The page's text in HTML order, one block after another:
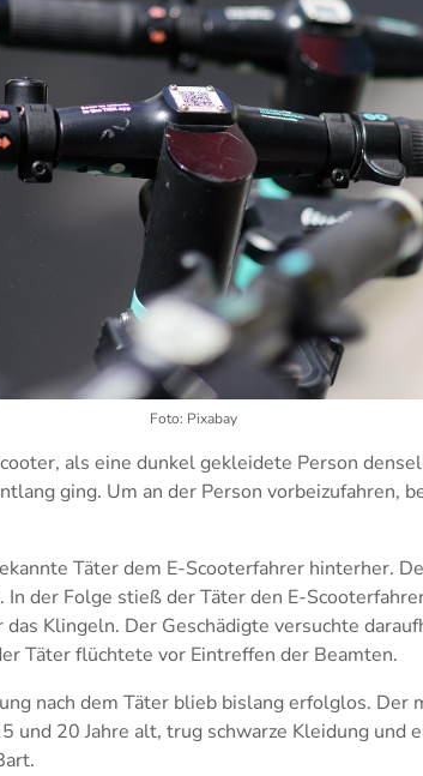
Foto: Pixabay
als eine dunkel gekleidete Person
ging. Um an der Person vorbeizufahren,
Täter dem E-Scooterfahrer hinterher.
der Folge stieß der Täter den E-
Klingeln. Der Geschädigte versuchte
Täter flüchtete vor Eintreffen der Beamten.
nach dem Täter blieb bislang erfolglos. Der
und 20 Jahre alt, trug schwarze Kleidung und